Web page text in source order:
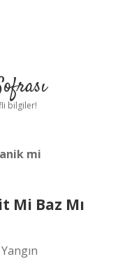
bilgiler!
mi
Mi Baz Mı